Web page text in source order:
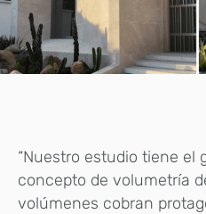
“Nuestro estudio tiene el
concepto de volumetría
volúmenes cobran